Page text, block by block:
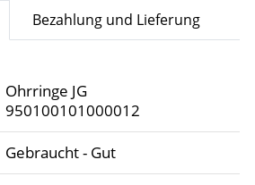
Bezahlung und Lieferung
Ohrringe JG
950100101000012
Gebraucht - Gut